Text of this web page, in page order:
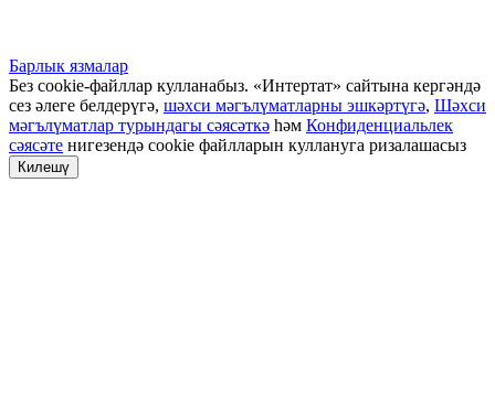
Барлык язмалар
Без cookie-файллар кулланабыз. «Интертат» сайтына кергәндә
сез әлеге белдерүгә, шәхси мәгълүматларны эшкәртүгә, Шәхси
мәгълүматлар турындагы сәясәткә һәм Конфиденциальлек
сәясәте нигезендә cookie файлларын куллануга ризалашасыз
Килешү